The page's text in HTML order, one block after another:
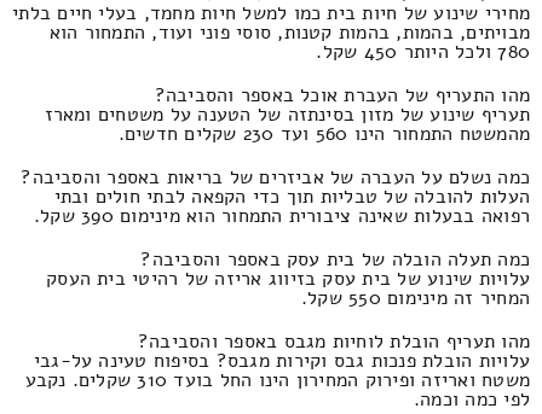
מחירי שינוע של חיות בית כמו למשל חיות מחמד, בעלי חיים בלתי
מבויתים, בהמות, בהמות קטנות, סוסי פוני ועוד, התמחור הוא
780 ולכל היותר 450 שקל.
מהו התעריף של העברת אוכל באספר והסביבה?
תעריף שינוע של מזון בסינתזה של הטענה על משטחים ומארז
מהמשטח התמחור הינו 560 ועד 230 שקלים חדשים.
כמה נשלם על העברה של אביזרים של בריאות באספר והסביבה?
העלות להובלה של טבליות תוך כדי הקפאה לבתי חולים ובתי
רפואה בבעלות שאינה ציבורית התמחור הוא מינימום 390 שקל.
כמה תעלה הובלה של בית עסק באספר והסביבה?
עלויות שינוע של בית עסק בזיווג אריזה של רהיטי בית העסק
המחיר זה מינימום 550 שקל.
מהו תעריף הובלת לוחיות מגבס באספר והסביבה?
עלויות הובלת פנכות גבס וקירות מגבס? בסיפוח טעינה על-גבי
משטח ואריזה ופירוק המחירון הינו החל בועד 310 שקלים. נקבע
לפי כמה וכמה.